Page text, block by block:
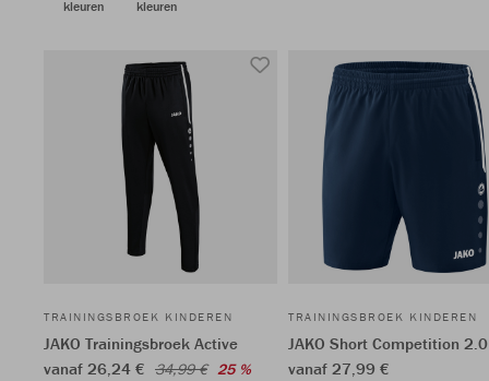
kleuren
kleuren
TRAININGSBROEK KINDEREN
JAKO Trainingsbroek Active
vanaf 26,24 € 34,99 € 25 %
TRAININGSBROEK KINDEREN
JAKO Short Competition 2.0
vanaf 27,99 €